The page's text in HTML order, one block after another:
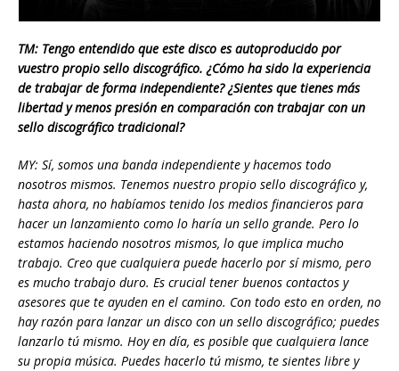
TM: Tengo entendido que este disco es autoproducido por
vuestro propio sello discográfico. ¿Cómo ha sido la experiencia
de trabajar de forma independiente? ¿Sientes que tienes más
libertad y menos presión en comparación con trabajar con un
sello discográfico tradicional?
MY: Sí, somos una banda independiente y hacemos todo
nosotros mismos. Tenemos nuestro propio sello discográfico y,
hasta ahora, no habíamos tenido los medios financieros para
hacer un lanzamiento como lo haría un sello grande. Pero lo
estamos haciendo nosotros mismos, lo que implica mucho
trabajo. Creo que cualquiera puede hacerlo por sí mismo, pero
es mucho trabajo duro. Es crucial tener buenos contactos y
asesores que te ayuden en el camino. Con todo esto en orden, no
hay razón para lanzar un disco con un sello discográfico; puedes
lanzarlo tú mismo. Hoy en día, es posible que cualquiera lance
su propia música. Puedes hacerlo tú mismo, te sientes libre y